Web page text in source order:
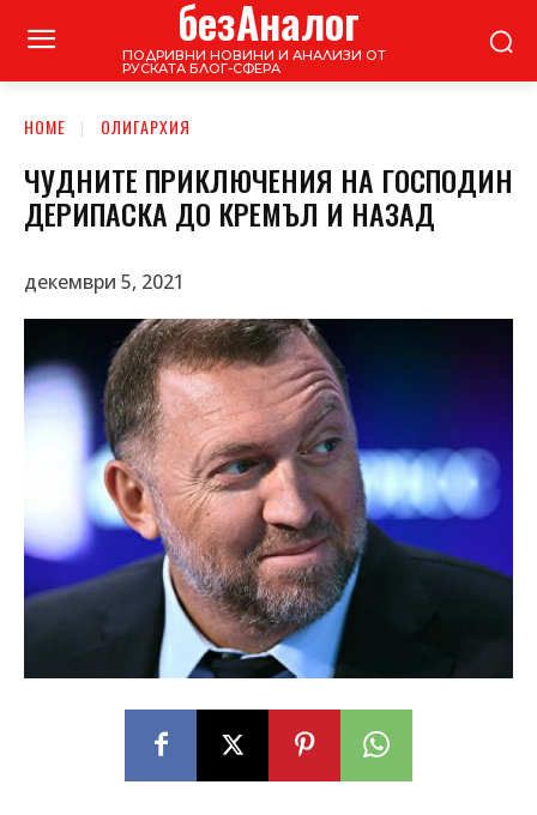
безАналог
ПОДРИВНИ НОВИНИ И АНАЛИЗИ ОТ
РУСКАТА БЛОГ-СФЕРА
HOME ОЛИГАРХИЯ
ЧУДНИТЕ ПРИКЛЮЧЕНИЯ НА ГОСПОДИН
ДЕРИПАСКА ДО КРЕМЪЛ И НАЗАД
декември 5, 2021